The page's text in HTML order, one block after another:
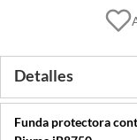
Detalles
Funda protectora